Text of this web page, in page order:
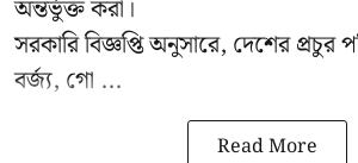
অন্তর্ভুক্ত করা।
সরকারি বিজ্ঞপ্তি অনুসারে, দেশের প্রচুর
বর্জ্য, গো ...
Read More